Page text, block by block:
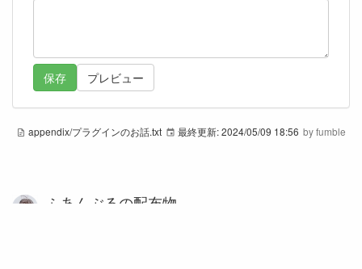
appendix/プラグインのお話.txt 最終更新:2024/05/09 18:56 byfumble
ふあんぶるの配布物